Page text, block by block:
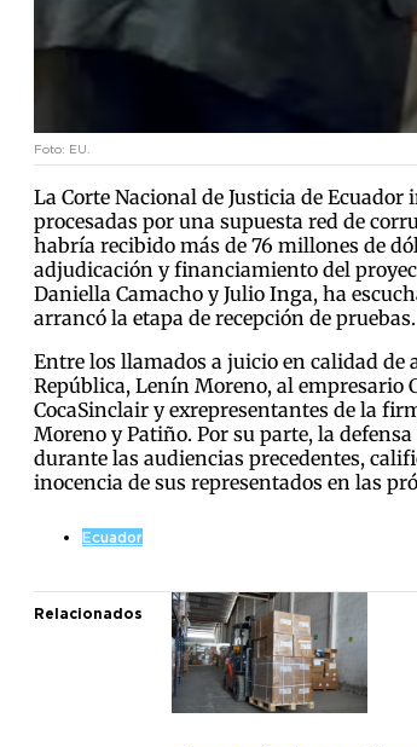
Foto: EU.
La Corte Nacional de Justicia de
procesadas por una supuesta red de
habría recibido más de 76 millones de
adjudicación y financiamiento del
Daniella Camacho y Julio Inga, ha
arrancó la etapa de recepción de pruebas.
Entre los llamados a juicio en calidad de
República, Lenín Moreno, al empresario
CocaSinclair y exrepresentantes de la
Moreno y Patiño. Por su parte, la
durante las audiencias precedentes,
inocencia de sus representados en las
Ecuador
Relacionados